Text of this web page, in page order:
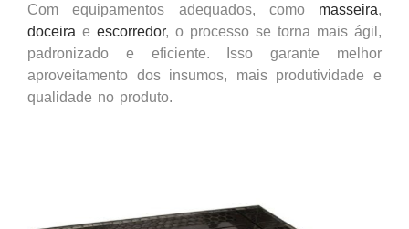
Com equipamentos adequados, como masseira,
doceira e escorredor, o processo se torna mais ágil,
padronizado e eficiente. Isso garante melhor
aproveitamento dos insumos, mais produtividade e
qualidade no produto.